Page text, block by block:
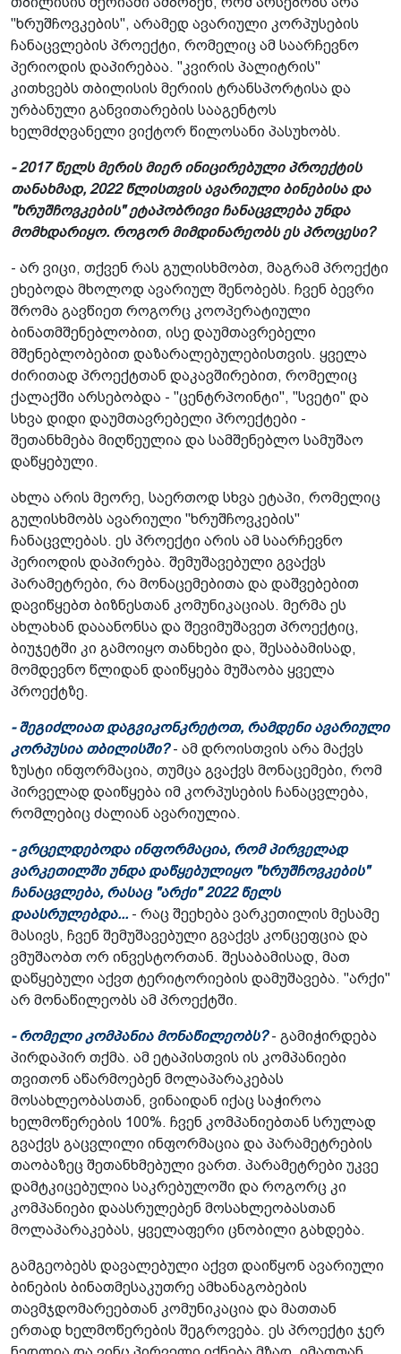
"ხრუშჩოვკების", არამედ ავარიული კორპუსების
ჩანაცვლების პროექტი, რომელიც ამ საარჩევნო
პერიოდის დაპირებაა. "კვირის პალიტრის"
კითხვებს თბილისის მერიის ტრანსპორტისა და
ურბანული განვითარების სააგენტოს
ხელმძღვანელი ვიქტორ წილოსანი პასუხობს.
- 2017 წელს მერის მიერ ინიცირებული პროექტის
თანახმად, 2022 წლისთვის ავარიული ბინებისა და
"ხრუშჩოვკების" ეტაპობრივი ჩანაცვლება უნდა
მომხდარიყო. როგორ მიმდინარეობს ეს პროცესი?
- არ ვიცი, თქვენ რას გულისხმობთ, მაგრამ პროექტი
ეხებოდა მხოლოდ ავარიულ შენობებს. ჩვენ ბევრი
შრომა გავწიეთ როგორც კოოპერატიული
ბინათმშენებლობით, ისე დაუმთავრებელი
მშენებლობებით დაზარალებულებისთვის. ყველა
ძირითად პროექტთან დაკავშირებით, რომელიც
ქალაქში არსებობდა - "ცენტრპოინტი", "სვეტი" და
სხვა დიდი დაუმთავრებელი პროექტები -
შეთანხმება მიღწეულია და სამშენებლო სამუშაო
დაწყებული.
ახლა არის მეორე, საერთოდ სხვა ეტაპი, რომელიც
გულისხმობს ავარიული "ხრუშჩოვკების"
ჩანაცვლებას. ეს პროექტი არის ამ საარჩევნო
პერიოდის დაპირება. შემუშავებული გვაქვს
პარამეტრები, რა მონაცემებითა და დაშვებებით
დავიწყებთ ბიზნესთან კომუნიკაციას. მერმა ეს
ახლახან დააანონსა და შევიმუშავეთ პროექტიც,
ბიუჯეტში კი გამოიყო თანხები და, შესაბამისად,
მომდევნო წლიდან დაიწყება მუშაობა ყველა
პროექტზე.
- შეგიძლიათ დაგვიკონკრეტოთ, რამდენი ავარიული
კორპუსია თბილისში?- ამ დროისთვის არა მაქვს
ზუსტი ინფორმაცია, თუმცა გვაქვს მონაცემები, რომ
პირველად დაიწყება იმ კორპუსების ჩანაცვლება,
რომლებიც ძალიან ავარიულია.
- ვრცელდებოდა ინფორმაცია, რომ პირველად
ვარკეთილში უნდა დაწყებულიყო "ხრუშჩოვკების"
ჩანაცვლება, რასაც "არქი" 2022 წელს
დაასრულებდა... - რაც შეეხება ვარკეთილის მესამე
მასივს, ჩვენ შემუშავებული გვაქვს კონცეფცია და
ვმუშაობთ ორ ინვესტორთან. შესაბამისად, მათ
დაწყებული აქვთ ტერიტორიების დამუშავება. "არქი"
არ მონაწილეობს ამ პროექტში.
- რომელი კომპანია მონაწილეობს?- გამიჭირდება
პირდაპირ თქმა. ამ ეტაპისთვის ის კომპანიები
თვითონ აწარმოებენ მოლაპარაკებას
მოსახლეობასთან, ვინაიდან იქაც საჭიროა
ხელმოწერების 100%. ჩვენ კომპანიებთან სრულად
გვაქვს გაცვლილი ინფორმაცია და პარამეტრების
თაობაზეც შეთანხმებული ვართ. პარამეტრები უკვე
დამტკიცებულია საკრებულოში და როგორც კი
კომპანიები დაასრულებენ მოსახლეობასთან
მოლაპარაკებას, ყველაფერი ცნობილი გახდება.
გამგეობებს დავალებული აქვთ დაიწყონ ავარიული
ბინების ბინათმესაკუთრე ამხანაგობების
თავმჯდომარეებთან კომუნიკაცია და მათთან
ერთად ხელმოწერების შეგროვება. ეს პროექტი ჯერ